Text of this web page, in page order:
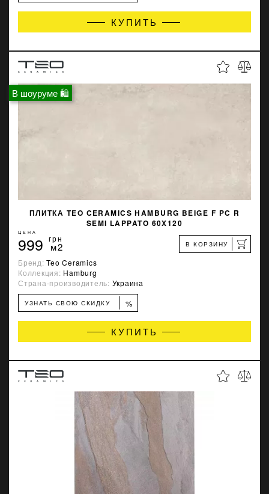
КУПИТЬ
В шоуруме 🛍
ПЛИТКА TEO CERAMICS HAMBURG BEIGE F PC R
SEMI LAPPATO 60X120
ЦЕНА
999 грн
м2 В КОРЗИНУ
Бренд:Teo Ceramics
Коллекция: Hamburg
Страна-производитель: Украина
УЗНАТЬ СВОЮ СКИДКУ %
КУПИТЬ